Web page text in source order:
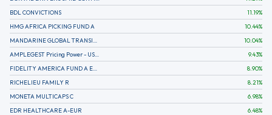
BDL CONVICTIONS
11.19%
HMG AFRICA PICKING FUND A
10.44%
10.04%
9.43%
8.90%
RICHELIEU FAMILY R
8.21%
MONETA MULTICAPS C
6.98%
EDR HEALTHCARE A-EUR
6.48%